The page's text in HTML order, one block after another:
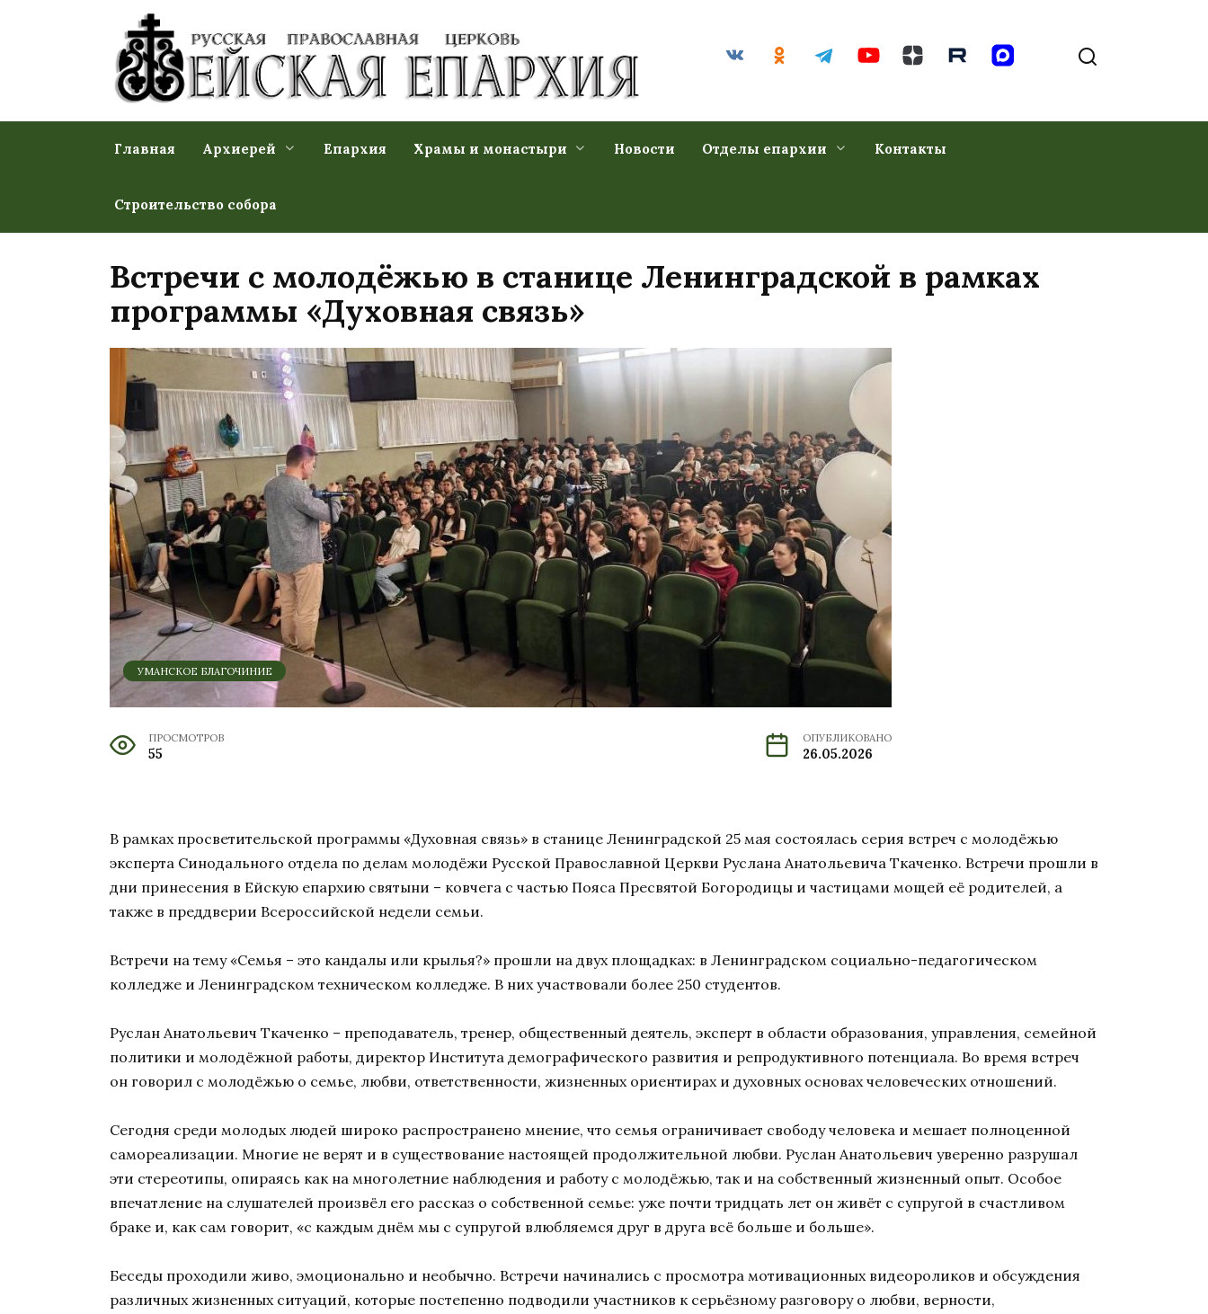
Главная Архиерей Епархия Храмы и монастыри Новости Отделы епархии Контакты
Строительство собора
Встречи с молодёжью в станице Ленинградской в рамках
программы «Духовная связь»
УМАНСКОЕ БЛАГОЧИНИЕ
ПРОСМОТРОВ
55
ОПУБЛИКОВАНО
26.05.2026
В рамках просветительской программы «Духовная связь» в станице Ленинградской 25 мая состоялась серия встреч с молодёжью
эксперта Синодального отдела по делам молодёжи Русской Православной Церкви Руслана Анатольевича Ткаченко. Встречи прошли в
дни принесения в Ейскую епархию святыни – ковчега с частью Пояса Пресвятой Богородицы и частицами мощей её родителей, а
также в преддверии Всероссийской недели семьи.
Встречи на тему «Семья – это кандалы или крылья?» прошли на двух площадках: в Ленинградском социально-педагогическом
колледже и Ленинградском техническом колледже. В них участвовали более 250 студентов.
Руслан Анатольевич Ткаченко – преподаватель, тренер, общественный деятель, эксперт в области образования, управления, семейной
политики и молодёжной работы, директор Института демографического развития и репродуктивного потенциала. Во время встреч
он говорил с молодёжью о семье, любви, ответственности, жизненных ориентирах и духовных основах человеческих отношений.
Сегодня среди молодых людей широко распространено мнение, что семья ограничивает свободу человека и мешает полноценной
самореализации. Многие не верят и в существование настоящей продолжительной любви. Руслан Анатольевич уверенно разрушал
эти стереотипы, опираясь как на многолетние наблюдения и работу с молодёжью, так и на собственный жизненный опыт. Особое
впечатление на слушателей произвёл его рассказ о собственной семье: уже почти тридцать лет он живёт с супругой в счастливом
браке и, как сам говорит, «с каждым днём мы с супругой влюбляемся друг в друга всё больше и больше».
Беседы проходили живо, эмоционально и необычно. Встречи начинались с просмотра мотивационных видеороликов и обсуждения
различных жизненных ситуаций, которые постепенно подводили участников к серьёзному разговору о любви, верности,